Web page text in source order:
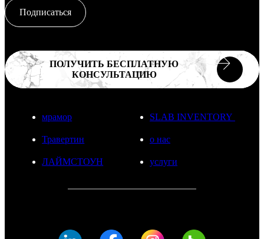
Подписаться
ПОЛУЧИТЬ БЕСПЛАТНУЮ
КОНСУЛЬТАЦИЮ
мрамор
Травертин
ЛАЙМСТОУН
о нас
SLAB INVENTORY
услуги